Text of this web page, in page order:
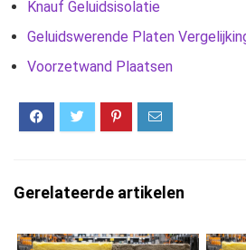
Knauf Geluidsisolatie
Geluidswerende Platen
Voorzetwand Plaatsen
Gerelateerde artikelen